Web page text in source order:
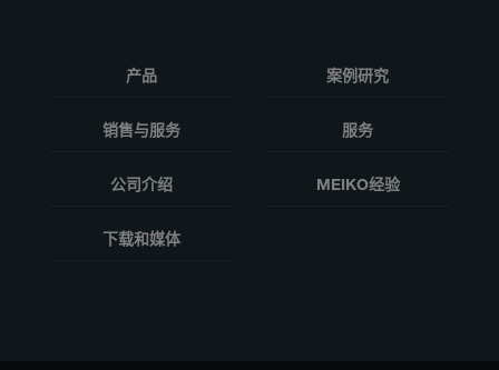
产品 案例研究
销售与服务 服务
公司介绍 MEIKO经验
下载和媒体